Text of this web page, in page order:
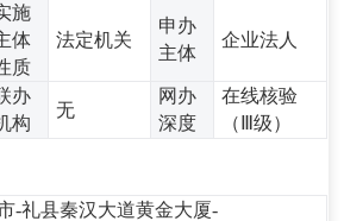
施
体
质
法定机关
申办
主体
企业法人
办
构
无
网办
深度
在线核验
（Ⅲ级）
-礼县秦汉大道黄金大厦-